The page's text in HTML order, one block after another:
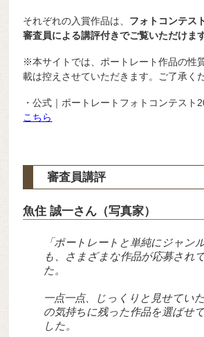
それぞれの入賞作品は、 フォトコンテス
審査員による講評付きでご覧いただけます
※本サイトでは、ポートレート作品の性
載は控えさせていただきます。ご了承く
・公式｜ポートレートフォトコンテスト
こちら
審査員講評
魚住 誠一さん（写真家）
「ポートレートと単純にジャン
も、さまざまな作品が応募され
た。
一点一点、じっくりと見せてい
の気持ちに残った作品を選ばせ
した。